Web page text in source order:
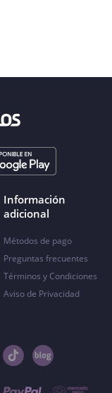
Información
adicional
Métodos de pago
Preguntas frecuentes
Términos y Condiciones
Aviso de Privacidad